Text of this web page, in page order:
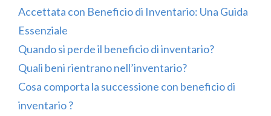
Accettata con Beneficio di Inventario: Una Guida
Essenziale
Quando si perde il beneficio di inventario?
Quali beni rientrano nell’inventario?
Cosa comporta la successione con beneficio di
inventario ?